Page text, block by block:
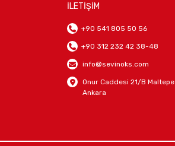
İLETİŞİM
+90 541 805 50 56
+90 312 232 42 38-48
info@sevinoks.com
Onur Caddesi 21/B Maltepe
Ankara